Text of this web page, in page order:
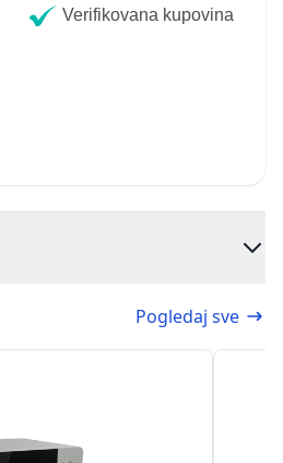
Verifikovana kupovina
Pogledaj sve